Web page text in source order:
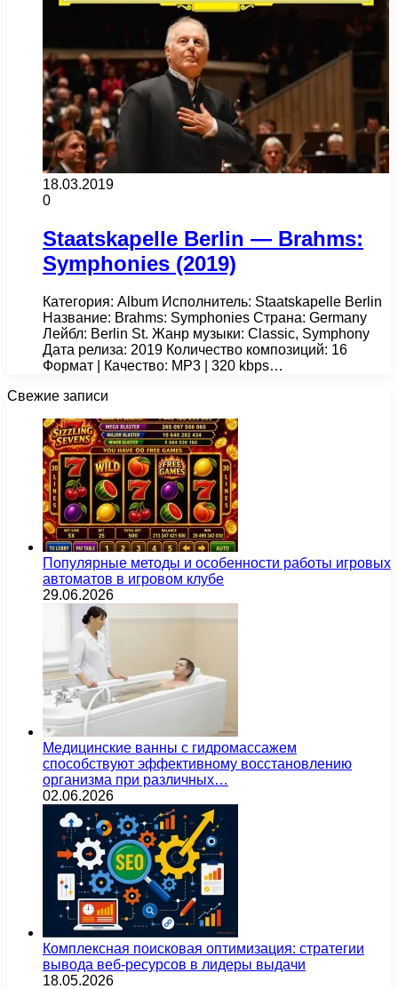
18.03.2019
0
Staatskapelle Berlin — Brahms:
Symphonies (2019)
Категория: Album Исполнитель: Staatskapelle Berlin
Название: Brahms: Symphonies Страна: Germany
Лейбл: Berlin St. Жанр музыки: Classic, Symphony
Дата релиза: 2019 Количество композиций: 16
Формат | Качество: MP3 | 320 kbps…
Свежие записи
Популярные методы и особенности работы игровых
автоматов в игровом клубе
29.06.2026
Медицинские ванны с гидромассажем
способствуют эффективному восстановлению
организма при различных…
02.06.2026
Комплексная поисковая оптимизация: стратегии
вывода веб-ресурсов в лидеры выдачи
18.05.2026